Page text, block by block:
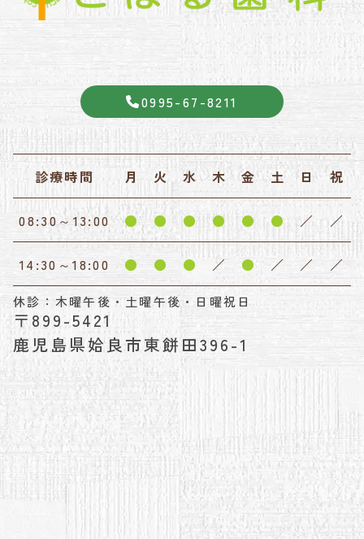
0995-67-8211
診療時間 月 火 水 木 金 土 日 祝
08:30～13:00 ● ● ● ● ● ● ／ ／
14:30～18:00 ● ● ● ／ ● ／ ／ ／
休診：木曜午後・土曜午後・日曜祝日
〒899-5421
鹿児島県姶良市東餅田396-1